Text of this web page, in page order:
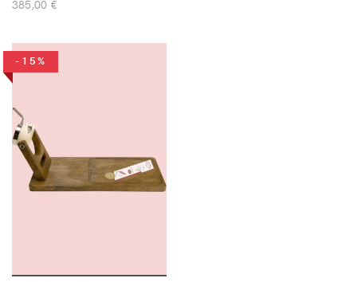
385,00 €
-15%